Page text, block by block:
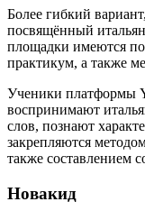
Более гибкий
посвящённый
площадки имеются
практикум, а также
Ученики платформы
воспринимают
слов, познают
закрепляются
также составлением
Новакид